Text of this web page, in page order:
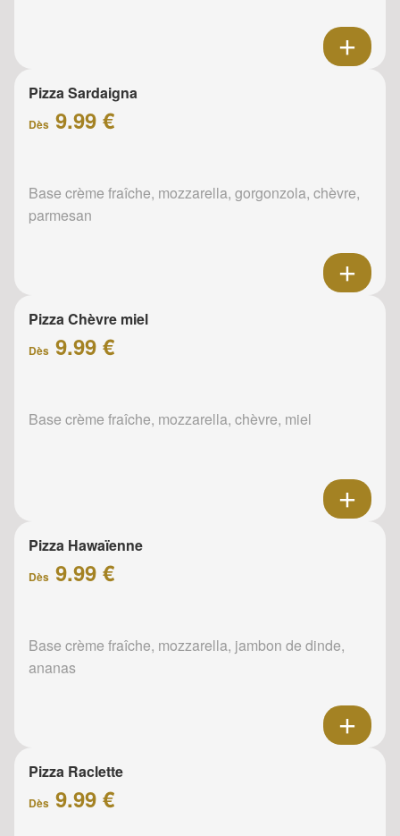
Pizza Sardaigna
Dès 9.99 €
Base crème fraîche, mozzarella, gorgonzola, chèvre,
parmesan
Pizza Chèvre miel
Dès 9.99 €
Base crème fraîche, mozzarella, chèvre, miel
Pizza Hawaïenne
Dès 9.99 €
Base crème fraîche, mozzarella, jambon de dinde,
ananas
Pizza Raclette
Dès 9.99 €